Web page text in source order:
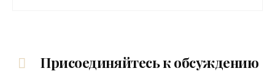
Присоединяйтесь к обсуждению